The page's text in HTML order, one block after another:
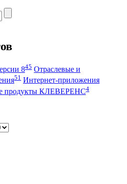
845 Отраслевые и
51 Интернет-приложения
продукты КЛЕВЕРЕНС4